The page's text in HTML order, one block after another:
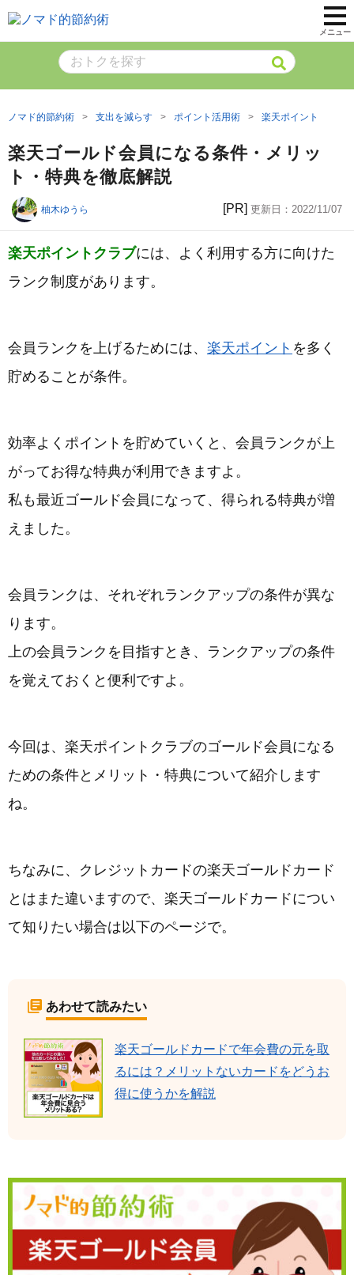
メニュー
ノマド的節約術 支出を減らす ポイント活用術 楽天ポイント
楽天ゴールド会員になる条件・メリッ
ト・特典を徹底解説
柚木ゆうら [PR] 更新日： 2022/11/07
楽天ポイントクラブには、よく利用する方に向けた
ランク制度があります。
会員ランクを上げるためには、 楽天ポイント を多く
貯めることが条件。
効率よくポイントを貯めていくと、会員ランクが上
がってお得な特典が利用できますよ。
私も最近ゴールド会員になって、得られる特典が増
えました。
会員ランクは、それぞれランクアップの条件が異な
ります。
上の会員ランクを目指すとき、ランクアップの条件
を覚えておくと便利ですよ。
今回は、楽天ポイントクラブのゴールド会員になる
ための条件とメリット・特典について紹介します
ね。
ちなみに、クレジットカードの楽天ゴールドカード
とはまた違いますので、楽天ゴールドカードについ
て知りたい場合は以下のページで。
あわせて読みたい
楽天ゴールドカードで年会費の元を取
るには？メリットないカードをどうお
得に使うかを解説